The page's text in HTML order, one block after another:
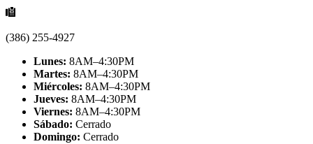
(386) 255-4927
Lunes: 8AM–4:30PM
Martes: 8AM–4:30PM
Miércoles: 8AM–4:30PM
Jueves: 8AM–4:30PM
Viernes: 8AM–4:30PM
Sábado: Cerrado
Domingo: Cerrado